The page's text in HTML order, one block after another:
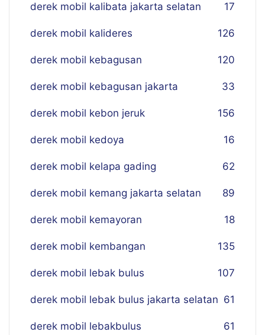
derek mobil kalibata jakarta selatan 17
derek mobil kalideres 126
derek mobil kebagusan 120
derek mobil kebagusan jakarta 33
derek mobil kebon jeruk 156
derek mobil kedoya 16
derek mobil kelapa gading 62
derek mobil kemang jakarta selatan 89
derek mobil kemayoran 18
derek mobil kembangan 135
derek mobil lebak bulus 107
derek mobil lebak bulus jakarta selatan 61
derek mobil lebakbulus 61